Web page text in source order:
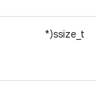
ssize_t(*